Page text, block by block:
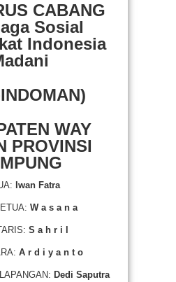
CABANG
Sosial
Indonesia
WAY
PROVINSI
Iwan Fatra
W a s a n a
S a h r i l
A r d i y a n t o
Dedi Saputra